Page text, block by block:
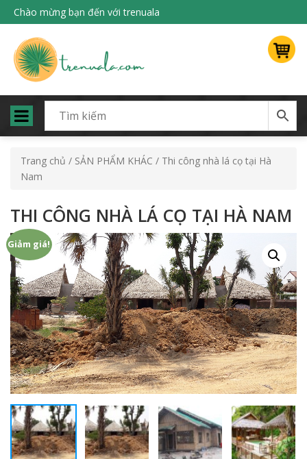
Chào mừng bạn đến với trenuala
Trang chủ / SẢN PHẨM KHÁC / Thi công nhà lá cọ tại Hà
Nam
THI CÔNG NHÀ LÁ CỌ TẠI HÀ NAM
Giảm giá!